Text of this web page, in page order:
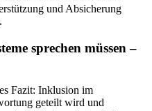
und Absicherung
sprechen müssen –
Fazit: Inklusion im
geteilt wird und